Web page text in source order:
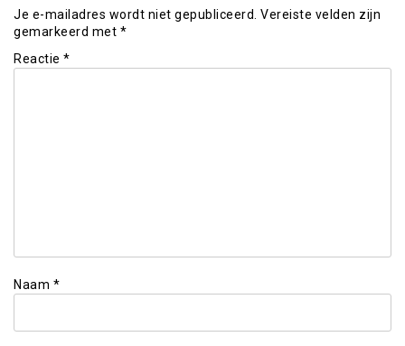
Je e-mailadres wordt niet gepubliceerd. Vereiste velden zijn
gemarkeerd met *
Reactie *
Naam *